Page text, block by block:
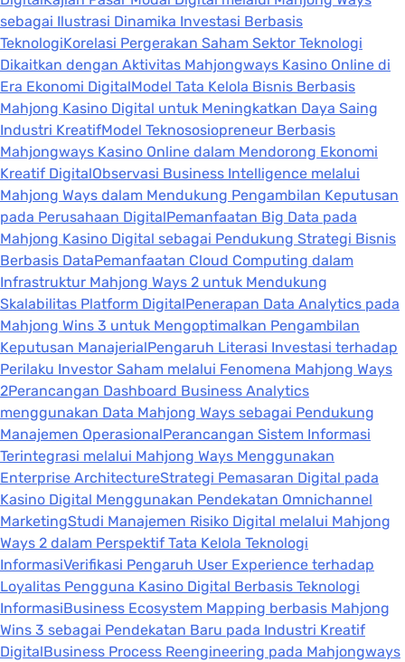
sebagai Ilustrasi Dinamika Investasi Berbasis
TeknologiKorelasi Pergerakan Saham Sektor Teknologi
Dikaitkan dengan Aktivitas Mahjongways Kasino Online di
Era Ekonomi DigitalModel Tata Kelola Bisnis Berbasis
Mahjong Kasino Digital untuk Meningkatkan Daya Saing
Industri KreatifModel Teknososiopreneur Berbasis
Mahjongways Kasino Online dalam Mendorong Ekonomi
Kreatif DigitalObservasi Business Intelligence melalui
Mahjong Ways dalam Mendukung Pengambilan Keputusan
pada Perusahaan DigitalPemanfaatan Big Data pada
Mahjong Kasino Digital sebagai Pendukung Strategi Bisnis
Berbasis DataPemanfaatan Cloud Computing dalam
Infrastruktur Mahjong Ways 2 untuk Mendukung
Skalabilitas Platform DigitalPenerapan Data Analytics pada
Mahjong Wins 3 untuk Mengoptimalkan Pengambilan
Keputusan ManajerialPengaruh Literasi Investasi terhadap
Perilaku Investor Saham melalui Fenomena Mahjong Ways
2Perancangan Dashboard Business Analytics
menggunakan Data Mahjong Ways sebagai Pendukung
Manajemen OperasionalPerancangan Sistem Informasi
Terintegrasi melalui Mahjong Ways Menggunakan
Enterprise ArchitectureStrategi Pemasaran Digital pada
Kasino Digital Menggunakan Pendekatan Omnichannel
MarketingStudi Manajemen Risiko Digital melalui Mahjong
Ways 2 dalam Perspektif Tata Kelola Teknologi
InformasiVerifikasi Pengaruh User Experience terhadap
Loyalitas Pengguna Kasino Digital Berbasis Teknologi
InformasiBusiness Ecosystem Mapping berbasis Mahjong
Wins 3 sebagai Pendekatan Baru pada Industri Kreatif
DigitalBusiness Process Reengineering pada Mahjongways